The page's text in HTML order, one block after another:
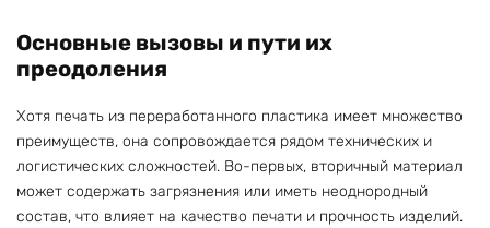
Основные вызовы и пути их
преодоления
Хотя печать из переработанного пластика имеет множество
преимуществ, она сопровождается рядом технических и
логистических сложностей. Во-первых, вторичный материал
может содержать загрязнения или иметь неоднородный
состав, что влияет на качество печати и прочность изделий.